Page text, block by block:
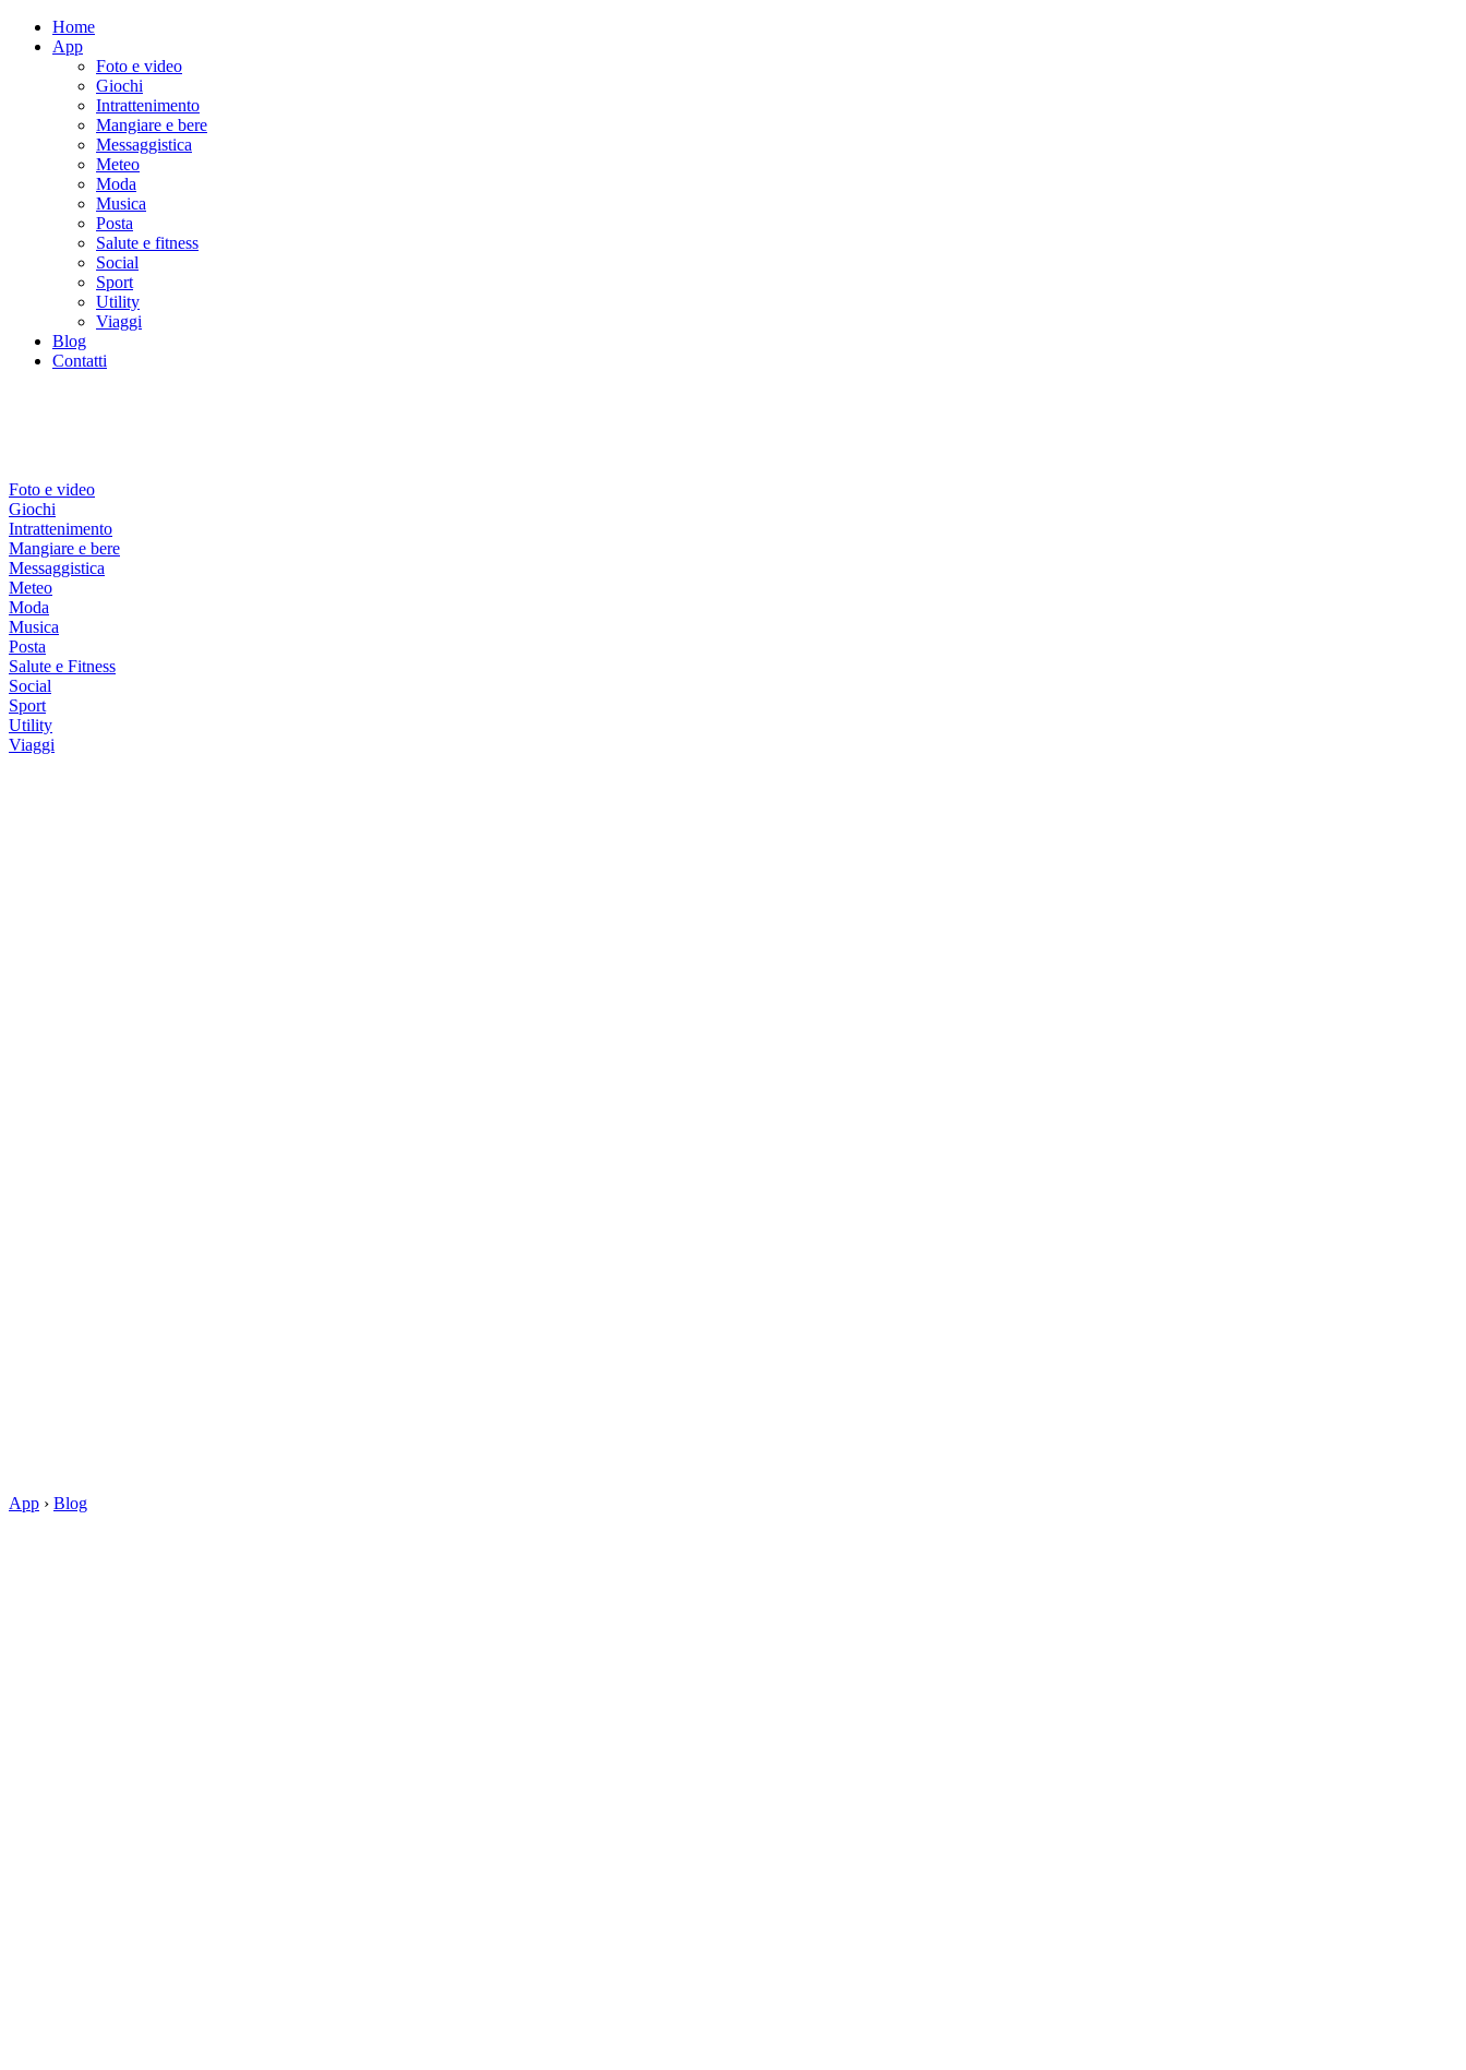
Home
App
Foto e video
Giochi
Intrattenimento
Mangiare e bere
Messaggistica
Meteo
Moda
Musica
Posta
Salute e fitness
Social
Sport
Utility
Viaggi
Blog
Contatti
Foto e video
Giochi
Intrattenimento
Mangiare e bere
Messaggistica
Meteo
Moda
Musica
Posta
Salute e Fitness
Social
Sport
Utility
Viaggi
App › Blog